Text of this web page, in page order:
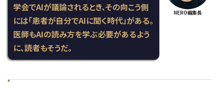
学会でAIが議論されるとき、その向こう側
には「患者が自分でAIに聞く時代」がある。
医師もAIの読み方を学ぶ必要があるよう
に、読者もそうだ。
NERO編集長